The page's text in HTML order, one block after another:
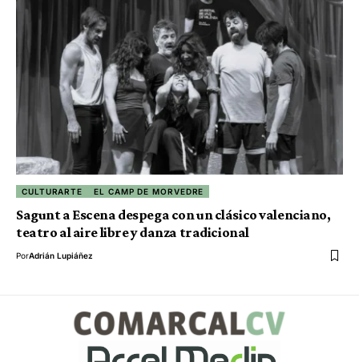
CULTURARTE EL CAMP DE MORVEDRE
Sagunt a Escena despega con un clásico valenciano,
teatro al aire libre y danza tradicional
PorAdrián Lupiáñez